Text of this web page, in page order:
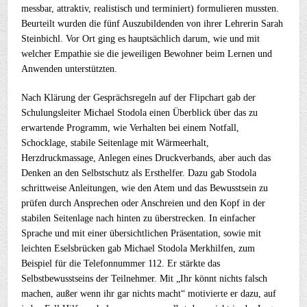
messbar, attraktiv, realistisch und terminiert) formulieren mussten.
Beurteilt wurden die fünf Auszubildenden von ihrer Lehrerin Sarah
Steinbichl. Vor Ort ging es hauptsächlich darum, wie und mit
welcher Empathie sie die jeweiligen Bewohner beim Lernen und
Anwenden unterstützten.
Nach Klärung der Gesprächsregeln auf der Flipchart gab der
Schulungsleiter Michael Stodola einen Überblick über das zu
erwartende Programm, wie Verhalten bei einem Notfall,
Schocklage, stabile Seitenlage mit Wärmeerhalt,
Herzdruckmassage, Anlegen eines Druckverbands, aber auch das
Denken an den Selbstschutz als Ersthelfer. Dazu gab Stodola
schrittweise Anleitungen, wie den Atem und das Bewusstsein zu
prüfen durch Ansprechen oder Anschreien und den Kopf in der
stabilen Seitenlage nach hinten zu überstrecken. In einfacher
Sprache und mit einer übersichtlichen Präsentation, sowie mit
leichten Eselsbrücken gab Michael Stodola Merkhilfen, zum
Beispiel für die Telefonnummer 112. Er stärkte das
Selbstbewusstseins der Teilnehmer. Mit „Ihr könnt nichts falsch
machen, außer wenn ihr gar nichts macht“ motivierte er dazu, auf